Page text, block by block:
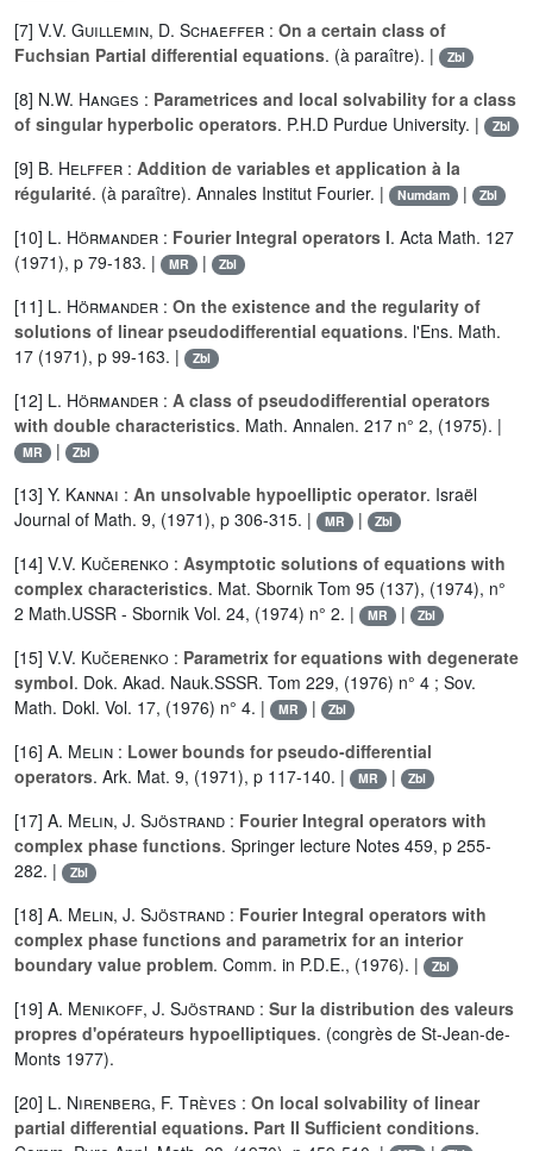
[7] V.V. Guillemin, D. Schaeffer : On a certain class of
Fuchsian Partial differential equations. (à paraître). | Zbl
[8] N.W. Hanges : Parametrices and local solvability for a class
of singular hyperbolic operators. P.H.D Purdue University. | Zbl
[9] B. Helffer : Addition de variables et application à la
régularité. (à paraître). Annales Institut Fourier. | Numdam | Zbl
[10] L. Hörmander : Fourier Integral operators I. Acta Math. 127
(1971), p 79-183. |
MR | Zbl
[11] L. Hörmander : On the existence and the regularity of
solutions of linear pseudodifferential equations. l'Ens. Math.
17 (1971), p 99-163. |
Zbl
[12] L. Hörmander : A class of pseudodifferential operators
with double characteristics. Math. Annalen. 217 n° 2, (1975). |
MR | Zbl
[13] Y. Kannai : An unsolvable hypoelliptic operator. Israël
Journal of Math. 9, (1971), p 306-315. |
MR | Zbl
[14] V.V. Kučerenko : Asymptotic solutions of equations with
complex characteristics. Mat. Sbornik Tom 95 (137), (1974), n°
2 Math.USSR - Sbornik Vol. 24, (1974) n° 2. |
MR | Zbl
[15] V.V. Kučerenko : Parametrix for equations with degenerate
symbol. Dok. Akad. Nauk.SSSR. Tom 229, (1976) n° 4 ; Sov.
Math. Dokl. Vol. 17, (1976) n° 4. |
MR | Zbl
[16] A. Melin : Lower bounds for pseudo-differential
operators. Ark. Mat. 9, (1971), p 117-140. | MR | Zbl
[17] A. Melin, J. Sjöstrand : Fourier Integral operators with
complex phase functions. Springer lecture Notes 459, p 255-
282. |
Zbl
[18] A. Melin, J. Sjöstrand : Fourier Integral operators with
complex phase functions and parametrix for an interior
boundary value problem. Comm. in P.D.E., (1976). | Zbl
[19] A. Menikoff, J. Sjöstrand : Sur la distribution des valeurs
propres d'opérateurs hypoelliptiques. (congrès de St-Jean-de-
Monts 1977).
[20] L. Nirenberg, F. Trèves : On local solvability of linear
partial differential equations. Part II Sufficient conditions.